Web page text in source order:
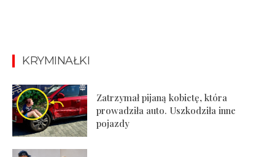
KRYMINAŁKI
Zatrzymał pijaną kobietę, która
prowadziła auto. Uszkodziła inne
pojazdy